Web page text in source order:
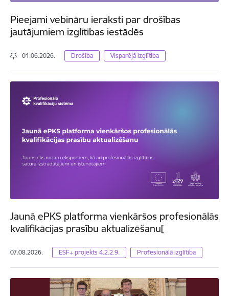
Pieejami vebināru ieraksti par drošības
jautājumiem izglītības iestādēs
01.06.2026. Drošība Visparējā izglītība
Jaunā ePKS platforma vienkāršos profesionālās
kvalifikācijas prasību aktualizēšanu[
07.08.2026. ESF+ projekts 4.2.2.9. Profesionālā izglītība